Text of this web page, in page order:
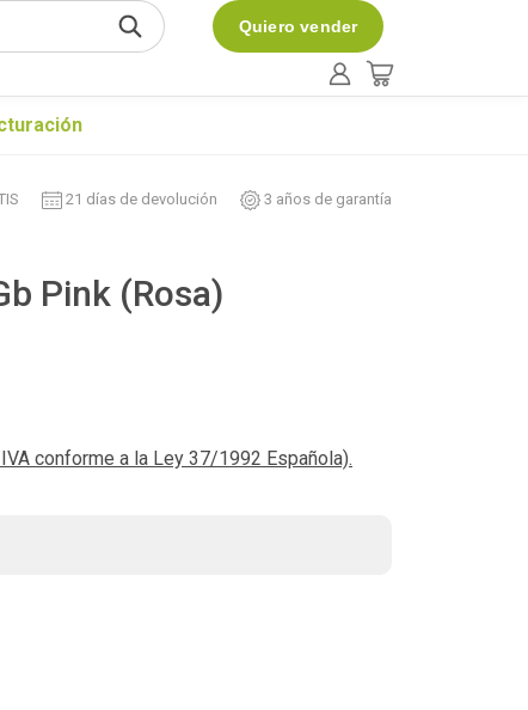
Quiero vender
21 días de devolución 3 años de garantía
Pink (Rosa)
conforme a la Ley 37/1992 Española).